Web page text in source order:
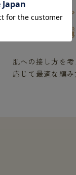
椿オイル
着た人を
肌への接し方を
応じて最適な編み